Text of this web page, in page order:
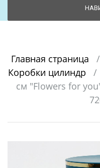
Главная страница /
Коробки цилиндр
/
см "Flowers for